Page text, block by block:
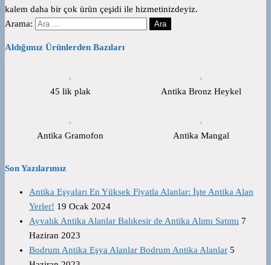
kalem daha bir çok ürün çeşidi ile hizmetinizdeyiz.
Arama:
Aldığımız Ürünlerden Bazıları
45 lik plak Antika Bronz Heykel
Antika Gramofon Antika Mangal
Son Yazılarımız
Antika Eşyaları En Yüksek Fiyatla Alanlar: İşte Antika Alan
Yerler! 19 Ocak 2024
Ayvalık Antika Alanlar Balıkesir de Antika Alımı Satımı 7
Haziran 2023
Bodrum Antika Eşya Alanlar Bodrum Antika Alanlar 5